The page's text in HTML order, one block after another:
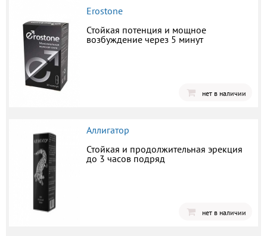
Erostone
Стойкая потенция и мощное
возбуждение через 5 минут
нет в наличии
Аллигатор
Стойкая и продолжительная эрекция
до 3 часов подряд
нет в наличии